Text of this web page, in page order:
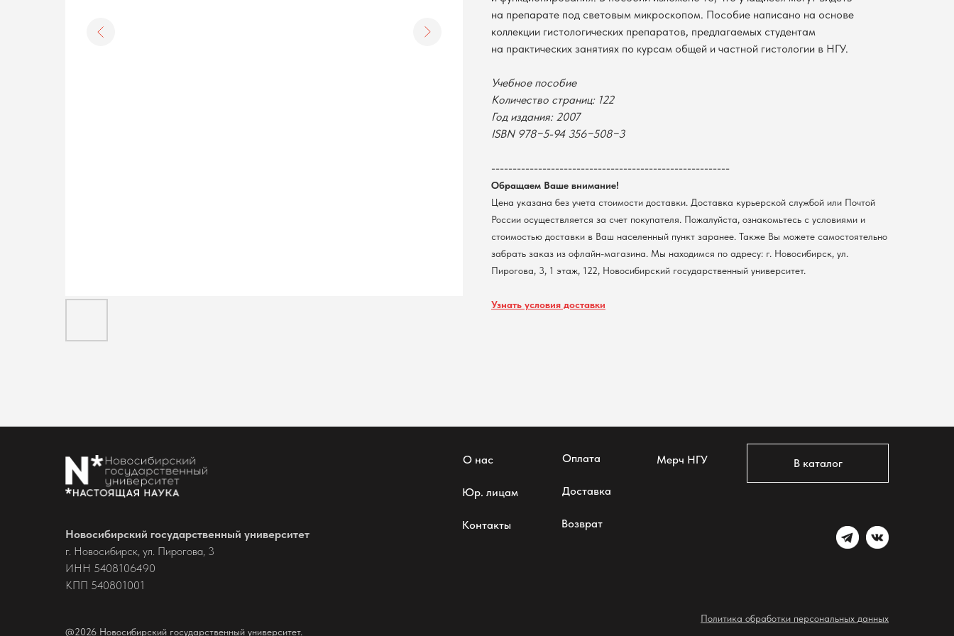
на препарате под световым микроскопом. Пособие написано на основе
коллекции гистологических препаратов, предлагаемых студентам
на практических занятиях по курсам общей и частной гистологии в НГУ.
Учебное пособие
Количество страниц: 122
Год издания: 2007
ISBN 978−5-94 356−508−3
--------------------------------------------------------
Обращаем Ваше внимание!
Цена указана без учета стоимости доставки. Доставка курьерской службой или Почтой
России осуществляется за счет покупателя. Пожалуйста, ознакомьтесь с условиями и
стоимостью доставки в Ваш населенный пункт заранее. Также Вы можете самостоятельно
забрать заказ из офлайн-магазина. Мы находимся по адресу: г. Новосибирск, ул.
Пирогова, 3, 1 этаж, 122, Новосибирский государственный университет.
Узнать условия доставки
В каталог
О нас
Юр. лицам
Оплата
Доставка
Возврат
Контакты
Мерч НГУ
@2026 Новосибирский государственный университет.
Политика обработки персональных данных
Новосибирский государственный университет
г. Новосибирск, ул. Пирогова, 3
ИНН 5408106490
КПП 540801001